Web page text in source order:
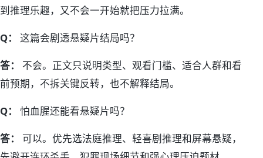
到推理乐趣，又不会一开始就把压力拉满。
Q： 这篇会剧透悬疑片结局吗？
答：
不会。正文只说明类型、观看门槛、适合人群和看
前预期，不拆关键反转，也不解释结局。
Q： 怕血腥还能看悬疑片吗？
答：
可以。优先选法庭推理、轻喜剧推理和屏幕悬疑，